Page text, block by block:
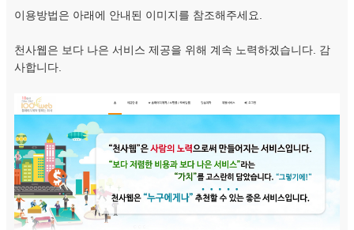
이용방법은 아래에 안내된 이미지를 참조해주세요.
천사웹은 보다 나은 서비스 제공을 위해 계속 노력하겠습니다. 감
사합니다.